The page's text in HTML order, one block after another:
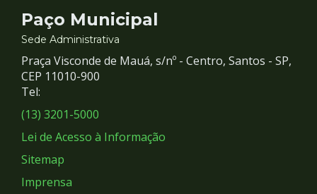
Contato
e
Redes
Sociais
Paço Municipal
Sede Administrativa
Praça Visconde de Mauá, s/nº - Centro, Santos - SP,
CEP 11010-900
Tel:
(13) 3201-5000
Lei de Acesso à Informação
Sitemap
Imprensa